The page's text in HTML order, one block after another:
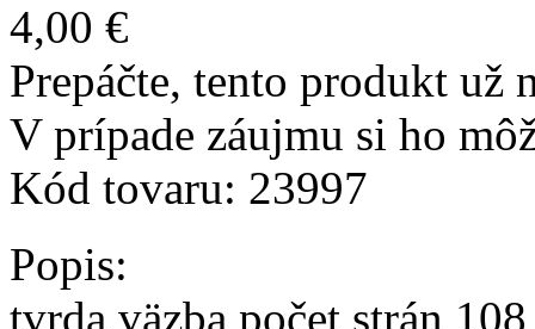
4,00 €
Prepáčte, tento produkt už
V prípade záujmu si ho
Kód tovaru: 23997
Popis:
tvrda väzba počet strán 108